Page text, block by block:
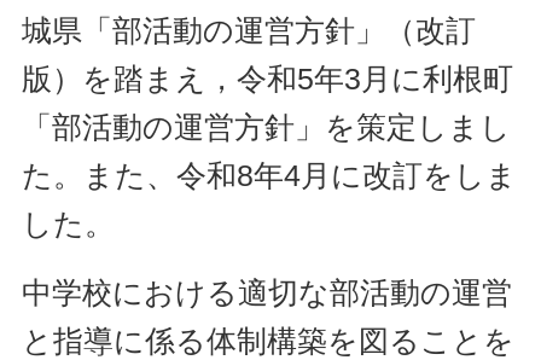
城県「部活動の運営方針」（改訂
版）を踏まえ，令和5年3月に利根町
「部活動の運営方針」を策定しまし
た。また、令和8年4月に改訂をしま
した。
中学校における適切な部活動の運営
と指導に係る体制構築を図ることを